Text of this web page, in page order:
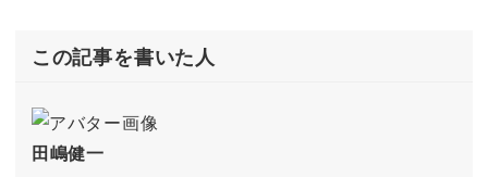
この記事を書いた人
田嶋健一